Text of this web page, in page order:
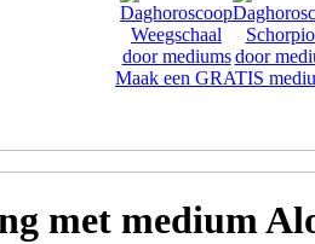
Maak een GRATIS
met medium